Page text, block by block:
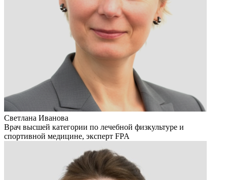
Светлана Иванова
Врач высшей категории по лечебной физкультуре и
спортивной медицине, эксперт FPA